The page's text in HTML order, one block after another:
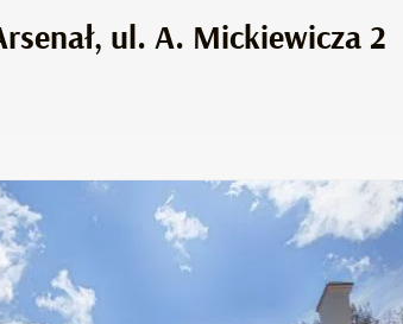
ul. A. Mickiewicza 2